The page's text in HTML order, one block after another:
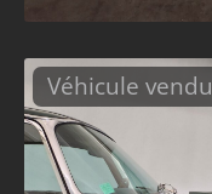
Véhicule vendu